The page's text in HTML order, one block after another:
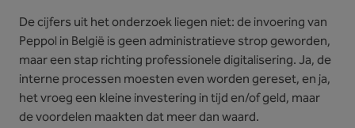
De cijfers uit het onderzoek liegen niet: de invoering van
Peppol in België is geen administratieve strop geworden,
maar een stap richting professionele digitalisering. Ja, de
interne processen moesten even worden gereset, en ja,
het vroeg een kleine investering in tijd en/of geld, maar
de voordelen maakten dat meer dan waard.